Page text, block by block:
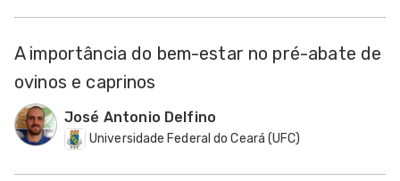
A importância do bem-estar no pré-abate de
ovinos e caprinos
José Antonio Delfino
Universidade Federal do Ceará (UFC)